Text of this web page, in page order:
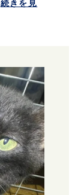
続きを見